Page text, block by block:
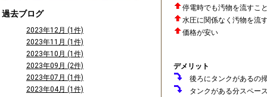
停電時でも汚物を流すこ
水圧に関係なく汚物を流
価格が安い
デメリット
後ろにタンクがあるの
タンクがある分スペー
過去ブログ
2023年12月 (1件)
2023年11月 (1件)
2023年10月 (1件)
2023年09月 (2件)
2023年07月 (1件)
2023年04月 (1件)